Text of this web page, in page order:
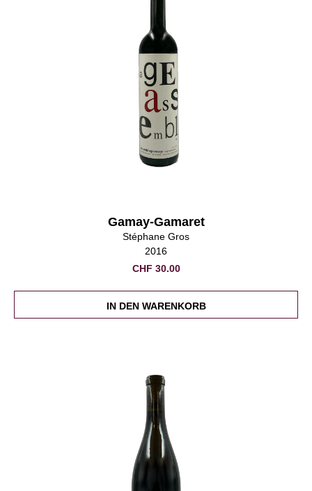
Gamay-Gamaret
Stéphane Gros
2016
CHF 30.00
IN DEN WARENKORB